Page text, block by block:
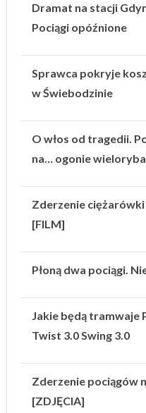
Dramat na stacji
Pociągi opóźnione
Sprawca pokryje
w Świebodzinie
O włos od tragedii.
na… ogonie wieloryba
Zderzenie
[FILM]
Płoną dwa pociągi.
Jakie będą tramwaje
Twist 3.0 Swing 3.0
Zderzenie pociągów
[ZDJĘCIA]